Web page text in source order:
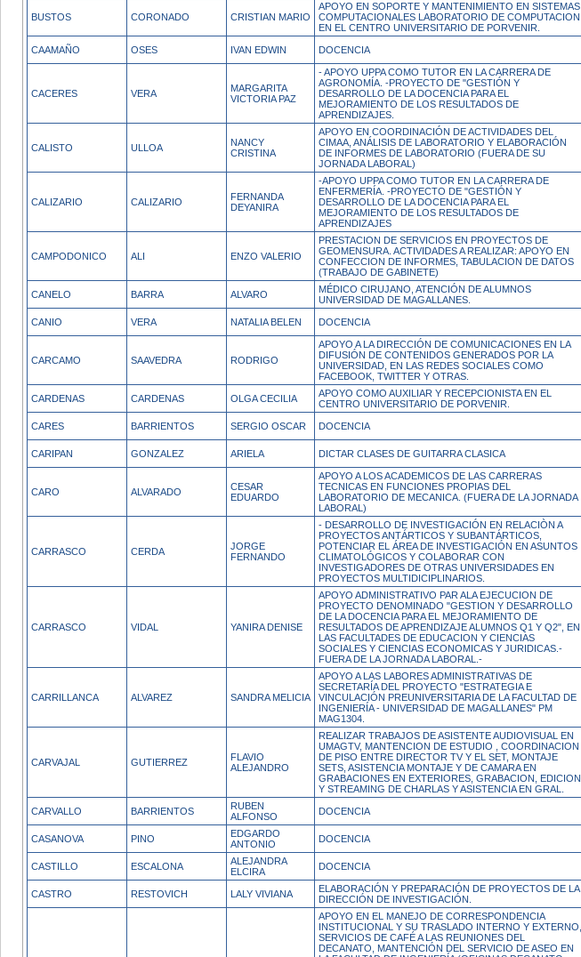
BUSTOS CORONADO CRISTIAN MARIO
APOYO EN SOPORTE Y MANTENIMIENTO EN SISTEMAS
COMPUTACIONALES LABORATORIO DE COMPUTACION
EN EL CENTRO UNIVERSITARIO DE PORVENIR.
CAAMAÑO OSES IVAN EDWIN DOCENCIA
CACERES VERA
MARGARITA
VICTORIA PAZ
- APOYO UPPA COMO TUTOR EN LA CARRERA DE
AGRONOMÍA. -PROYECTO DE "GESTIÓN Y
DESARROLLO DE LA DOCENCIA PARA EL
MEJORAMIENTO DE LOS RESULTADOS DE
APRENDIZAJES.
CALISTO ULLOA
NANCY
CRISTINA
APOYO EN COORDINACIÓN DE ACTIVIDADES DEL
CIMAA, ANÁLISIS DE LABORATORIO Y ELABORACIÓN
DE INFORMES DE LABORATORIO (FUERA DE SU
JORNADA LABORAL)
CALIZARIO CALIZARIO
FERNANDA
DEYANIRA
-APOYO UPPA COMO TUTOR EN LA CARRERA DE
ENFERMERÍA. -PROYECTO DE "GESTIÓN Y
DESARROLLO DE LA DOCENCIA PARA EL
MEJORAMIENTO DE LOS RESULTADOS DE
APRENDIZAJES
CAMPODONICO ALI ENZO VALERIO
PRESTACION DE SERVICIOS EN PROYECTOS DE
GEOMENSURA. ACTIVIDADES A REALIZAR: APOYO EN
CONFECCION DE INFORMES, TABULACION DE DATOS
(TRABAJO DE GABINETE)
CANELO BARRA ALVARO
MÉDICO CIRUJANO, ATENCIÓN DE ALUMNOS
UNIVERSIDAD DE MAGALLANES.
CANIO VERA NATALIA BELEN DOCENCIA
CARCAMO SAAVEDRA RODRIGO
APOYO A LA DIRECCIÓN DE COMUNICACIONES EN LA
DIFUSIÓN DE CONTENIDOS GENERADOS POR LA
UNIVERSIDAD, EN LAS REDES SOCIALES COMO
FACEBOOK, TWITTER Y OTRAS.
CARDENAS CARDENAS OLGA CECILIA
APOYO COMO AUXILIAR Y RECEPCIONISTA EN EL
CENTRO UNIVERSITARIO DE PORVENIR.
CARES BARRIENTOS SERGIO OSCAR DOCENCIA
CARIPAN GONZALEZ ARIELA DICTAR CLASES DE GUITARRA CLASICA
CARO ALVARADO
CESAR
EDUARDO
APOYO A LOS ACADEMICOS DE LAS CARRERAS
TECNICAS EN FUNCIONES PROPIAS DEL
LABORATORIO DE MECANICA. (FUERA DE LA JORNADA
LABORAL)
CARRASCO CERDA
JORGE
FERNANDO
- DESARROLLO DE INVESTIGACIÓN EN RELACIÒN A
PROYECTOS ANTÁRTICOS Y SUBANTÁRTICOS,
POTENCIAR EL ÁREA DE INVESTIGACIÓN EN ASUNTOS
CLIMATOLÓGICOS Y COLABORAR CON
INVESTIGADORES DE OTRAS UNIVERSIDADES EN
PROYECTOS MULTIDICIPLINARIOS.
CARRASCO VIDAL YANIRA DENISE
APOYO ADMINISTRATIVO PAR ALA EJECUCION DE
PROYECTO DENOMINADO "GESTION Y DESARROLLO
DE LA DOCENCIA PARA EL MEJORAMIENTO DE
RESULTADOS DE APRENDIZAJE ALUMNOS Q1 Y Q2", EN
LAS FACULTADES DE EDUCACION Y CIENCIAS
SOCIALES Y CIENCIAS ECONOMICAS Y JURIDICAS.-
FUERA DE LA JORNADA LABORAL.-
CARRILLANCA ALVAREZ SANDRA MELICIA
APOYO A LAS LABORES ADMINISTRATIVAS DE
SECRETARÍA DEL PROYECTO "ESTRATEGIA E
VINCULACIÓN PREUNIVERSITARIA DE LA FACULTAD DE
INGENIERÍA - UNIVERSIDAD DE MAGALLANES" PM
MAG1304.
CARVAJAL GUTIERREZ
FLAVIO
ALEJANDRO
REALIZAR TRABAJOS DE ASISTENTE AUDIOVISUAL EN
UMAGTV, MANTENCION DE ESTUDIO , COORDINACION
DE PISO ENTRE DIRECTOR TV Y EL SET, MONTAJE
SETS, ASISTENCIA MONTAJE Y DE CAMARA EN
GRABACIONES EN EXTERIORES, GRABACION, EDICION
Y STREAMING DE CHARLAS Y ASISTENCIA EN GRAL.
CARVALLO BARRIENTOS
RUBEN
ALFONSO
DOCENCIA
CASANOVA PINO
EDGARDO
ANTONIO
DOCENCIA
CASTILLO ESCALONA
ALEJANDRA
ELCIRA
DOCENCIA
CASTRO RESTOVICH LALY VIVIANA
ELABORACIÓN Y PREPARACIÓN DE PROYECTOS DE LA
DIRECCIÓN DE INVESTIGACIÓN.
APOYO EN EL MANEJO DE CORRESPONDENCIA
INSTITUCIONAL Y SU TRASLADO INTERNO Y EXTERNO,
SERVICIOS DE CAFÉ A LAS REUNIONES DEL
DECANATO, MANTENCIÓN DEL SERVICIO DE ASEO EN